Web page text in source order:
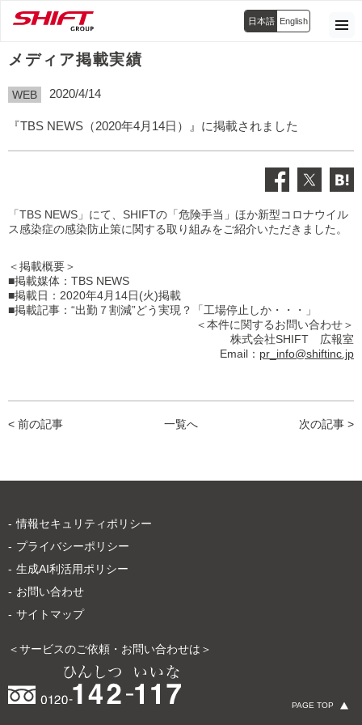
日本語 English
メディア掲載実績
WEB 2020/4/14
『TBS NEWS（2020年4月14日）』に掲載されました
「TBS NEWS」にて、SHIFTの「危険手当」ほか新型コロナウイル
ス感染症の感染防止策に関する取り組みをご紹介いただきました。
＜掲載概要＞
■掲載媒体：TBS NEWS
■掲載日：2020年4月14日(火)掲載
■掲載記事：“出勤７割減”どう実現？「工場停止しか・・・」
＜本件に関するお問い合わせ＞
株式会社SHIFT 広報室
Email： pr_info@shiftinc.jp
< 前の記事 一覧へ 次の記事 >
PAGE TOP
情報セキュリティポリシー
プライバシーポリシー
生成AI利活用ポリシー
お問い合わせ
サイトマップ
＜サービスのご依頼・お問い合わせは＞